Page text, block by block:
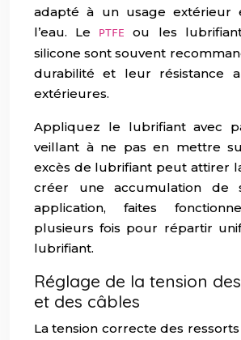
adapté à un usage extérieur
l’eau. Le
PTFE
ou les
silicone sont souvent
durabilité et leur résistance
extérieures.
Appliquez le lubrifiant avec
veillant à ne pas en mettre
excès de lubrifiant peut attirer
créer une accumulation de
application, faites
plusieurs fois pour répartir
lubrifiant.
Réglage de la tension
et des câbles
La tension correcte des